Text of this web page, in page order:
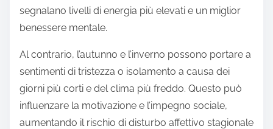
segnalano livelli di energia più elevati e un miglior
benessere mentale.
Al contrario, l’autunno e l’inverno possono portare a
sentimenti di tristezza o isolamento a causa dei
giorni più corti e del clima più freddo. Questo può
influenzare la motivazione e l’impegno sociale,
aumentando il rischio di disturbo affettivo stagionale